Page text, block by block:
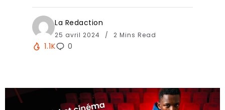
La Redaction
25 avril 2024 2 Mins Read
1.1K 0